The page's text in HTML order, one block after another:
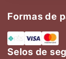
Formas de
Selos de